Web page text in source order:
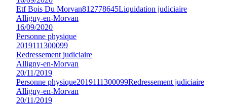
Etf Bois Du Morvan812778645Liquidation judiciaire
Alligny-en-Morvan
16/09/2020
Personne physique
2019111300099
Redressement judiciaire
Alligny-en-Morvan
20/11/2019
Personne physique2019111300099Redressement judiciaire
Alligny-en-Morvan
20/11/2019